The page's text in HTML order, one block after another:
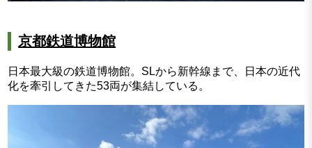
京都鉄道博物館
日本最大級の鉄道博物館。SLから新幹線まで、日本の近代
化を牽引してきた53両が集結している。